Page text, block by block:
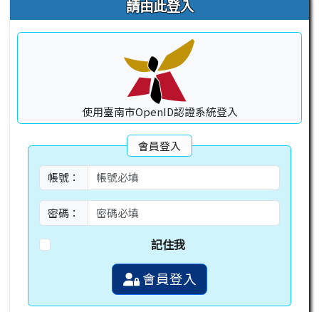
請由此登入
使用臺南市OpenID認證系統登入
會員登入
帳號：
密碼：
記住我
會員登入